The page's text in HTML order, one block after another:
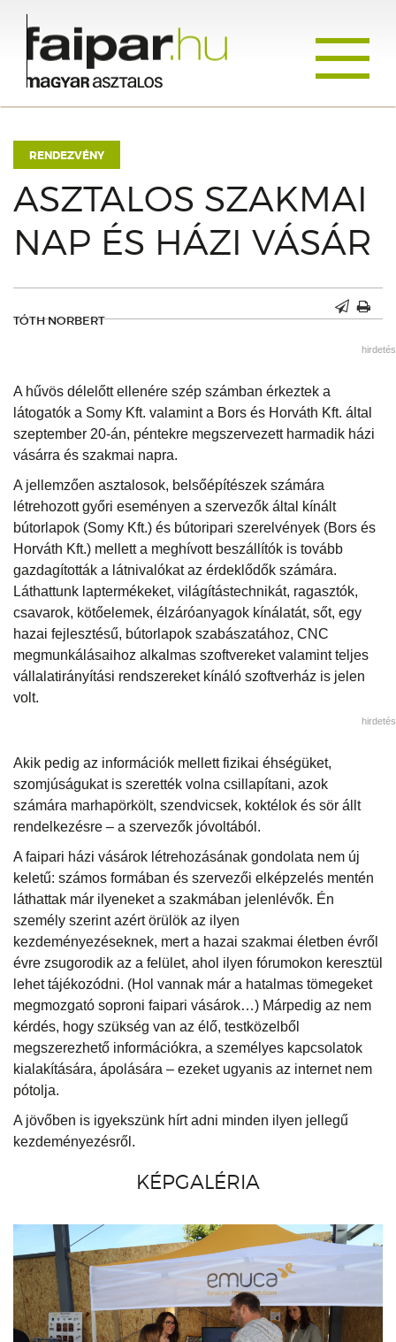
RENDEZVÉNY
ASZTALOS SZAKMAI
NAP ÉS HÁZI VÁSÁR
TÓTH NORBERT
hirdetés
A hűvös délelőtt ellenére szép számban érkeztek a
látogatók a Somy Kft. valamint a Bors és Horváth Kft. által
szeptember 20-án, péntekre megszervezett harmadik házi
vásárra és szakmai napra.
A jellemzően asztalosok, belsőépítészek számára
létrehozott győri eseményen a szervezők által kínált
bútorlapok (Somy Kft.) és bútoripari szerelvények (Bors és
Horváth Kft.) mellett a meghívott beszállítók is tovább
gazdagították a látnivalókat az érdeklődők számára.
Láthattunk laptermékeket, világítástechnikát, ragasztók,
csavarok, kötőelemek, élzáróanyagok kínálatát, sőt, egy
hazai fejlesztésű, bútorlapok szabászatához, CNC
megmunkálásaihoz alkalmas szoftvereket valamint teljes
vállalatirányítási rendszereket kínáló szoftverház is jelen
volt.
hirdetés
Akik pedig az információk mellett fizikai éhségüket,
szomjúságukat is szerették volna csillapítani, azok
számára marhapörkölt, szendvicsek, koktélok és sör állt
rendelkezésre – a szervezők jóvoltából.
A faipari házi vásárok létrehozásának gondolata nem új
keletű: számos formában és szervezői elképzelés mentén
láthattak már ilyeneket a szakmában jelenlévők. Én
személy szerint azért örülök az ilyen
kezdeményezéseknek, mert a hazai szakmai életben évről
évre zsugorodik az a felület, ahol ilyen fórumokon keresztül
lehet tájékozódni. (Hol vannak már a hatalmas tömegeket
megmozgató soproni faipari vásárok…) Márpedig az nem
kérdés, hogy szükség van az élő, testközelből
megszerezhető információkra, a személyes kapcsolatok
kialakítására, ápolására – ezeket ugyanis az internet nem
pótolja.
A jövőben is igyekszünk hírt adni minden ilyen jellegű
kezdeményezésről.
KÉPGALÉRIA